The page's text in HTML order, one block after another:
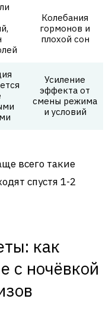
Колебания
гормонов и
плохой сон
Усиление
эффекта от
смены режима
и условий
всего такие
спустя 1-2
как
с ночёвкой